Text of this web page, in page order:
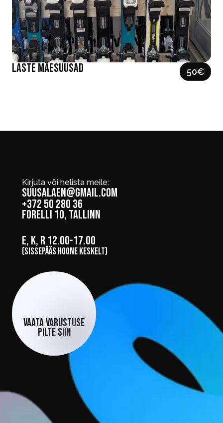
Laste mäesuusad 50€
Kirjuta või helista meile:
suusalaen@gmail.com
+372 50 280 36
Forelli 10, Tallinn
E, K, R 12.00-17.00
(sissepääs hoone keskelt)
Vaata varustuse
pilte siin